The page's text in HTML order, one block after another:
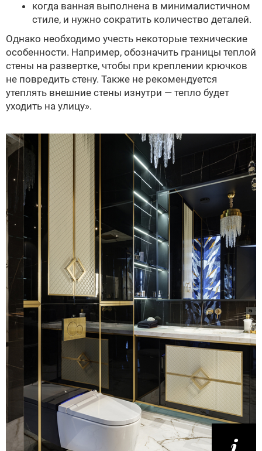
когда ванная выполнена в минималистичном
стиле, и нужно сократить количество деталей.
Однако необходимо учесть некоторые технические
особенности. Например, обозначить границы теплой
стены на развертке, чтобы при креплении крючков
не повредить стену. Также не рекомендуется
утеплять внешние стены изнутри — тепло будет
уходить на улицу».